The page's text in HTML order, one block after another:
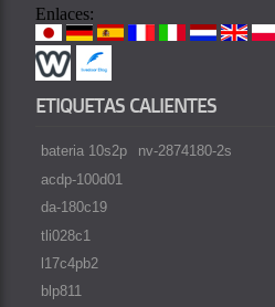
Enlaces:
ETIQUETAS CALIENTES
bateria 10s2p
acdp-100d01
da-180c19
tli028c1
l17c4pb2
blp811
nv-2874180-2s